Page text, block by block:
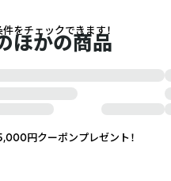
ほかの商品
をチェックできます！
円クーポンプレゼント！